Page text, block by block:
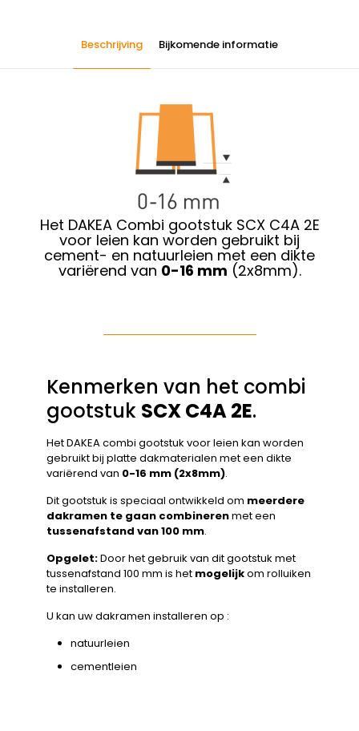
Beschrijving Bijkomende informatie
Het DAKEA Combi gootstuk SCX C4A 2E
voor leien kan worden gebruikt bij
cement- en natuurleien met een dikte
variërend van 0-16 mm (2x8mm).
Kenmerken van het combi
gootstuk SCX C4A 2E.
Het DAKEA combi gootstuk voor leien kan worden
gebruikt bij platte dakmaterialen met een dikte
variërend van 0-16 mm (2x8mm).
Dit gootstuk is speciaal ontwikkeld om meerdere
dakramen te gaan combinerenmet een
tussenafstand van 100 mm.
Opgelet:Door het gebruik van dit gootstuk met
tussenafstand 100 mm is het mogelijkom rolluiken
te installeren.
U kan uw dakramen installeren op :
natuurleien
cementleien